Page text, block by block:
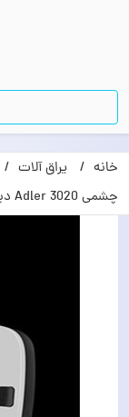
خانه یراق آلات
چشمی 3020 Adler دیجیتال